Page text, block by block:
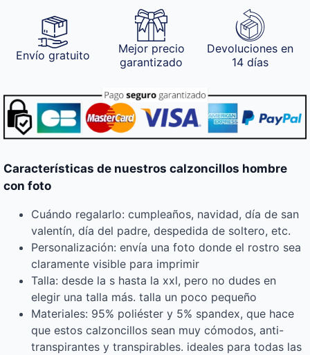
Envío gratuito
Mejor precio
garantizado
Devoluciones en
14 días
Características de nuestros calzoncillos hombre
con foto
Cuándo regalarlo: cumpleaños, navidad, día de san
valentín, día del padre, despedida de soltero, etc.
Personalización: envía una foto donde el rostro sea
claramente visible para imprimir
Talla: desde la s hasta la xxl, pero no dudes en
elegir una talla más. talla un poco pequeño
Materiales: 95% poliéster y 5% spandex, que hace
que estos calzoncillos sean muy cómodos, anti-
transpirantes y transpirables. ideales para todas las